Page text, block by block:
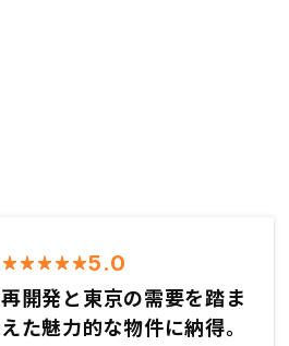
5.0
再開発と東京の需要を踏ま
えた魅力的な物件に納得。